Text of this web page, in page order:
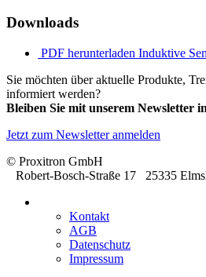
Downloads
PDF herunterladen Induktive
Sie möchten über aktuelle Produkte,
informiert werden?
Bleiben Sie mit unserem Newsletter
Jetzt zum Newsletter anmelden
© Proxitron GmbH
Robert-Bosch-Straße 17 25335
Kontakt
AGB
Datenschutz
Impressum